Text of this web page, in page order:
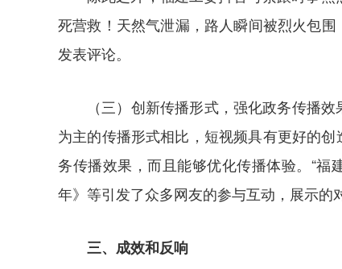
死营救！天然气泄漏，路人瞬间被烈火包
发表评论。
（三）创新传播形式，强化政务传播
为主的传播形式相比，短视频具有更好的
务传播效果，而且能够优化传播体验。“
年》等引发了众多网友的参与互动，展示的
三、成效和反响